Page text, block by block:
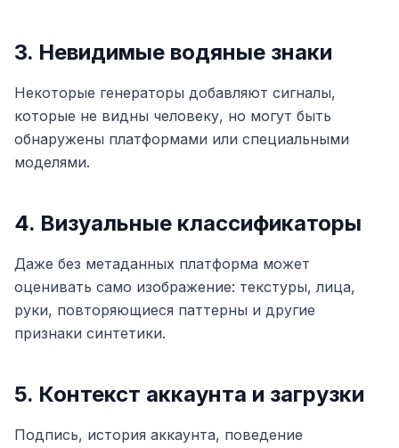
3. Невидимые водяные знаки
Некоторые генераторы добавляют сигналы,
которые не видны человеку, но могут быть
обнаружены платформами или специальными
моделями.
4. Визуальные классификаторы
Даже без метаданных платформа может
оценивать само изображение: текстуры, лица,
руки, повторяющиеся паттерны и другие
признаки синтетики.
5. Контекст аккаунта и загрузки
Подпись, история аккаунта, поведение